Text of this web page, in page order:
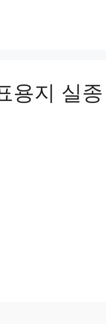
용지 실종